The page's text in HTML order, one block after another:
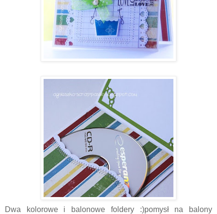
Dwa kolorowe i balonowe foldery :)pomysł na balony